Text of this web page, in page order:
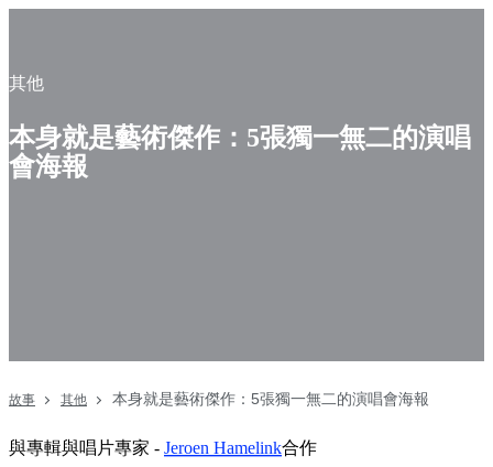
其他
本身就是藝術傑作：5張獨一無二的演唱
會海報
故事 其他 本身就是藝術傑作：5張獨一無二的演唱會海報
與專輯與唱片專家 - Jeroen Hamelink合作